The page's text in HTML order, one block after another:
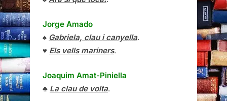
Jorge Amado
♠ Gabriela, clau i canyella.
♥ Els vells mariners.
Joaquim Amat-Piniella
♣ La clau de volta.